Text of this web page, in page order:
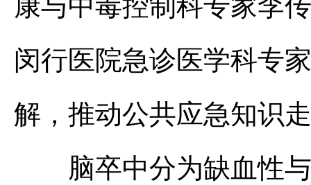
闵行医院急诊医学科专
解，推动公共应急知识
脑卒中分为缺血性与